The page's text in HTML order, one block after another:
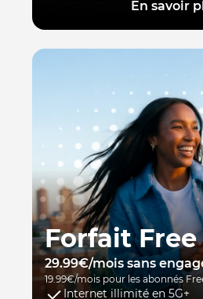
En savoir
Forfait Free
29.99€/mois sans
19.99€/mois pour les abonnés
Internet illimité en 5G+